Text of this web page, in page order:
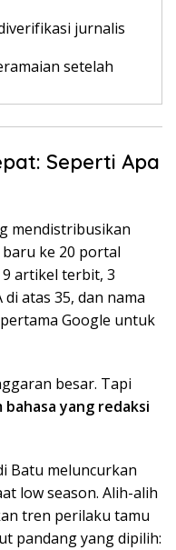
jurnalis
setelah
Seperti Apa
mendistribusikan
ke 20 portal
artikel terbit, 3
atas 35, dan nama
Google untuk
besar. Tapi
yang redaksi
Batu meluncurkan
low season. Alih-alih
tren perilaku tamu
pandang yang dipilih: